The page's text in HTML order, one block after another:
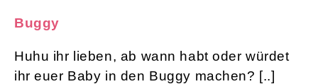
Buggy
Huhu ihr lieben, ab wann habt oder würdet
ihr euer Baby in den Buggy machen? [..]